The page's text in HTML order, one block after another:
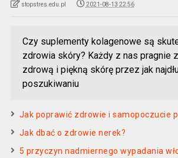
stopstres.edu.pl 2021-08-13 22:56
Czy suplementy kolagenowe są
zdrowia skóry? Każdy z nas pragnie
zdrową i piękną skórę przez jak
poszukiwaniu
Jak poprawić zdrowie i samopoczucie
Jak dbać o zdrowie nerek?
5 przyczyn nadmiernego wypadania